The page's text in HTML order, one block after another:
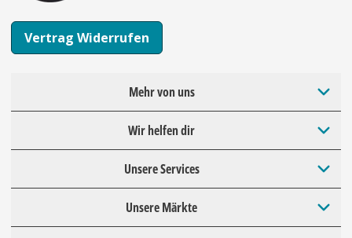
Vertrag Widerrufen
Mehr von uns
Wir helfen dir
Unsere Services
Unsere Märkte